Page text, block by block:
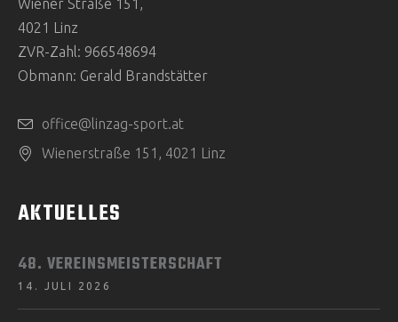
Wiener Straße 151,
4021 Linz
ZVR-Zahl: 966548694
Obmann: Gerald Brandstätter
office@linzag-sport.at
Wienerstraße 151, 4021 Linz
AKTUELLES
48. VEREINSMEISTERSCHAFT
14. JULI 2026